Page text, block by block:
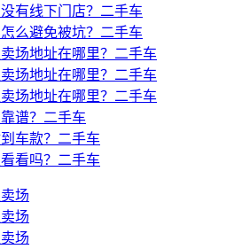
有线下门店？二手车
么避免被坑？二手车
场地址在哪里？二手车
场地址在哪里？二手车
场地址在哪里？二手车
谱？二手车
车款？二手车
看吗？二手车
场
场
场